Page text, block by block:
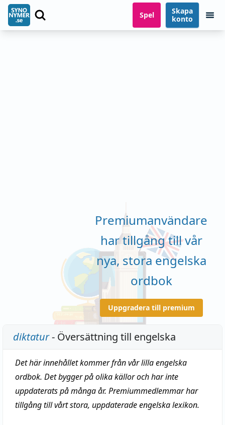
Spel
Skapa
konto
Premiumanvändare
har tillgång till vår
nya, stora engelska
ordbok
Uppgradera till premium
diktatur- Översättning till engelska
Det här innehållet kommer från vår lilla engelska
ordbok. Det bygger på olika källor och har inte
uppdaterats på många år. Premiummedlemmar har
tillgång till vårt stora, uppdaterade engelska lexikon.